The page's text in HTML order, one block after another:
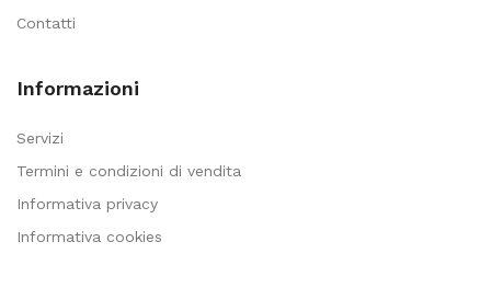
Contatti
Informazioni
Servizi
Termini e condizioni di vendita
Informativa privacy
Informativa cookies